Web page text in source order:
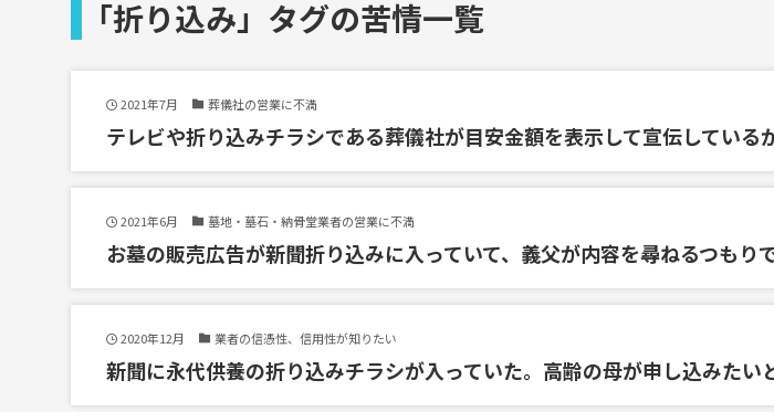
「折り込み」タグの苦情一覧
2021年7月 葬儀社の営業に不満
テレビや折り込みチラシである葬儀社が目安金額を表示して宣伝している
2021年6月 墓地・墓石・納骨堂業者の営業に不満
お墓の販売広告が新聞折り込みに入っていて、義父が内容を尋ねるつもり
2020年12月 業者の信憑性、信用性が知りたい
新聞に永代供養の折り込みチラシが入っていた。高齢の母が申し込みた